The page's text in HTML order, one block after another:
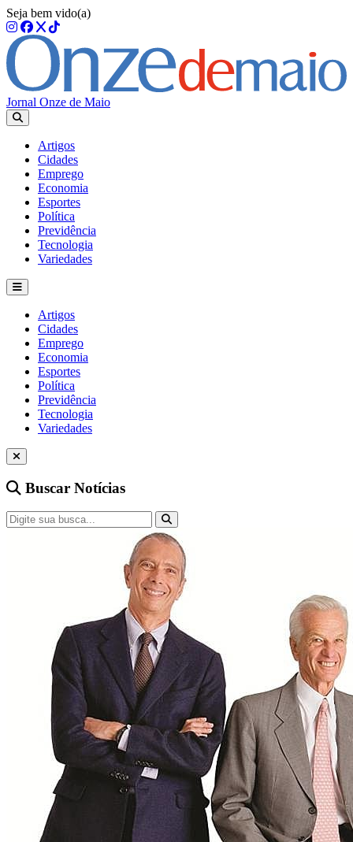
Seja bem vido(a)
Jornal Onze de Maio
Artigos
Cidades
Emprego
Economia
Esportes
Política
Previdência
Tecnologia
Variedades
Artigos
Cidades
Emprego
Economia
Esportes
Política
Previdência
Tecnologia
Variedades
Buscar Notícias